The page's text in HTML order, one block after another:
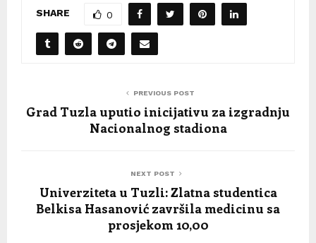
SHARE 0
PREVIOUS POST
Grad Tuzla uputio inicijativu za izgradnju
Nacionalnog stadiona
NEXT POST
Univerziteta u Tuzli: Zlatna studentica
Belkisa Hasanović završila medicinu sa
prosjekom 10,00